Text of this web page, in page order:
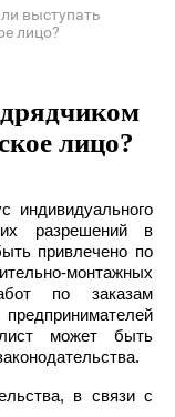
выступать
лицо?
лицо?
индивидуального
разрешений в
привлечено по
монтажных
по заказам
может быть
в связи с